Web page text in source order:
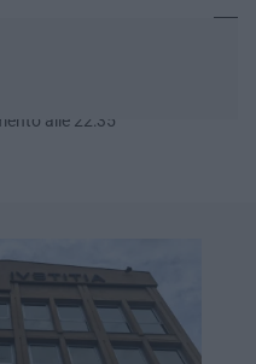
alle 22:35